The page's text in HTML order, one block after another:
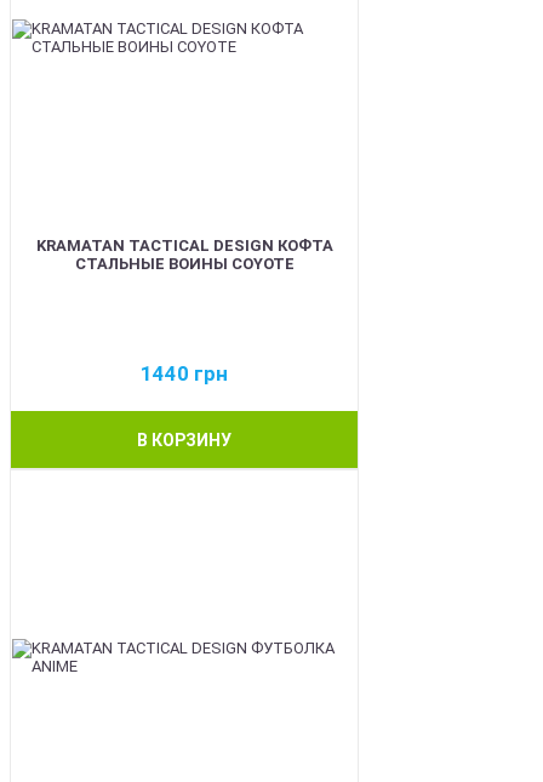
KRAMATAN TACTICAL DESIGN КОФТА
СТАЛЬНЫЕ ВОИНЫ COYOTE
1440 грн
В КОРЗИНУ